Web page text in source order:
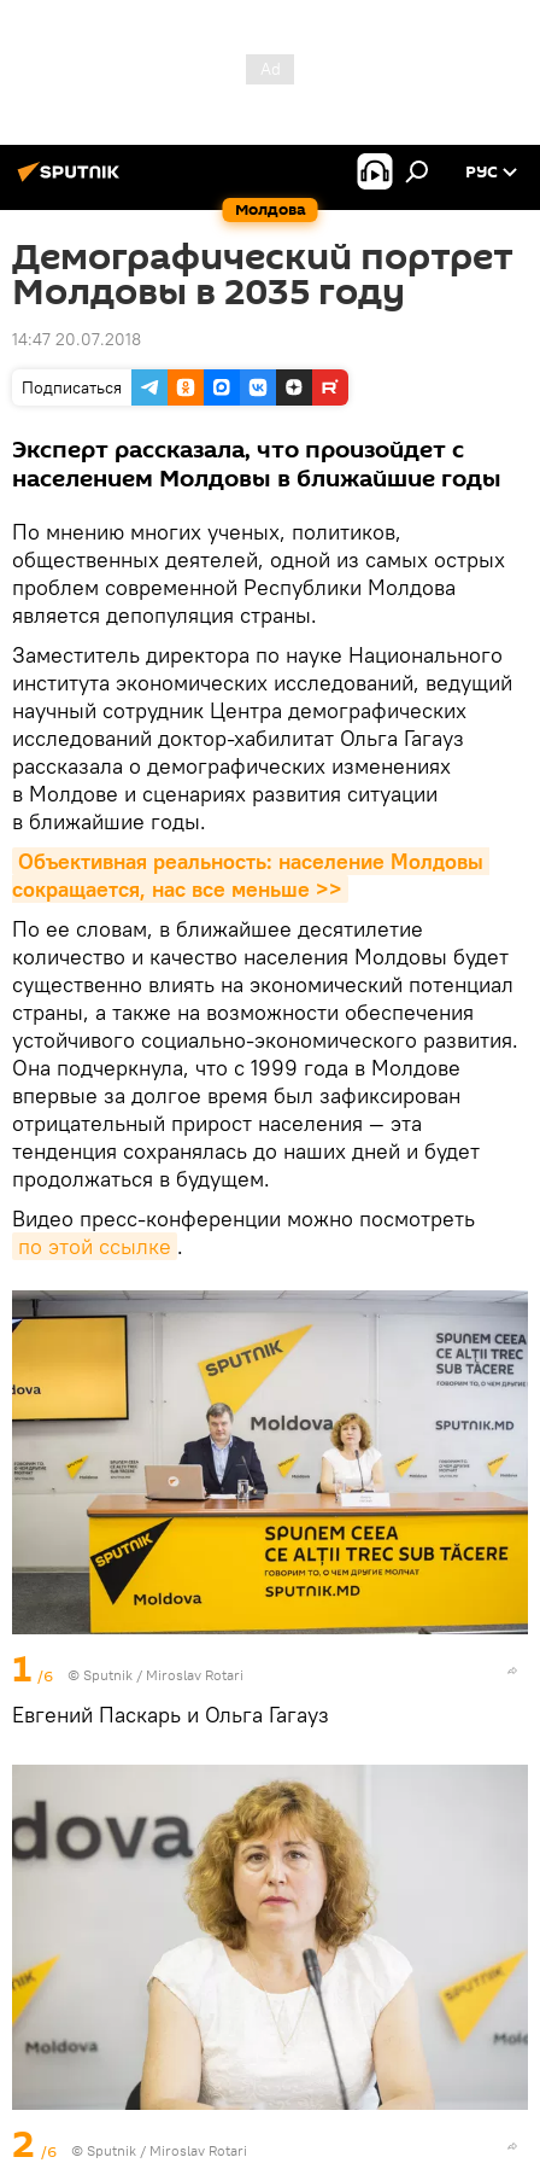
Молдова
РУС
Демографический портрет
Молдовы в 2035 году
14:47 20.07.2018
Подписаться
Эксперт рассказала, что произойдет с
населением Молдовы в ближайшие годы
По мнению многих ученых, политиков,
общественных деятелей, одной из самых острых
проблем современной Республики Молдова
является депопуляция страны.
Заместитель директора по науке Национального
института экономических исследований, ведущий
научный сотрудник Центра демографических
исследований доктор-хабилитат Ольга Гагауз
рассказала о демографических изменениях
в Молдове и сценариях развития ситуации
в ближайшие годы.
Объективная реальность: население Молдовы
сокращается, нас все меньше >>
По ее словам, в ближайшее десятилетие
количество и качество населения Молдовы будет
существенно влиять на экономический потенциал
страны, а также на возможности обеспечения
устойчивого социально-экономического развития.
Она подчеркнула, что с 1999 года в Молдове
впервые за долгое время был зафиксирован
отрицательный прирост населения — эта
тенденция сохранялась до наших дней и будет
продолжаться в будущем.
Видео пресс-конференции можно посмотреть
по этой ссылке .
1 /6 © Sputnik / Miroslav Rotari
Евгений Паскарь и Ольга Гагауз
2 /6 © Sputnik / Miroslav Rotari